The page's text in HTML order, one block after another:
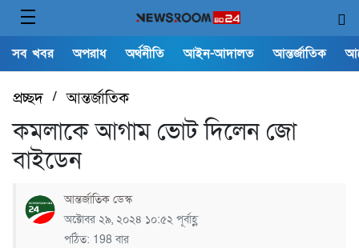
সব খবর অপরাধ অর্থনীতি আইন-আদালত আন্তর্জাতিক
প্রচ্ছদ/আন্তর্জাতিক
কমলাকে আগাম ভোট দিলেন জো
বাইডেন
আন্তর্জাতিক ডেস্ক
অক্টোবর ২৯, ২০২৪ ১০:৫২ পূর্বাহ্ণ
পঠিত: 198 বার